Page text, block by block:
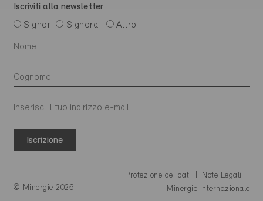
Iscriviti alla newsletter
Signor
Signora Altro
Iscrizione
© Minergie 2026
Protezione dei dati
Note Legali
Minergie Internazionale